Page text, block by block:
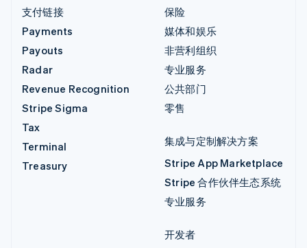
支付链接
Payments
Payouts
Radar
Revenue Recognition
Stripe Sigma
Tax
Terminal
Treasury
保险
媒体和娱乐
非营利组织
专业服务
公共部门
零售
集成与定制解决方案
Stripe App Marketplace
Stripe 合作伙伴生态系统
专业服务
开发者